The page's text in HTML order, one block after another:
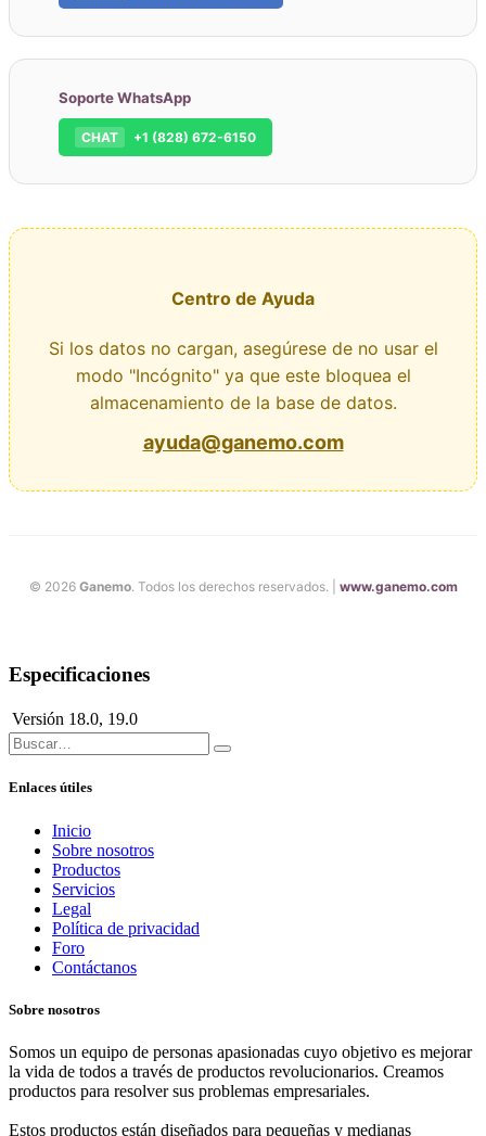
Soporte WhatsApp
CHAT +1 (828) 672-6150
Centro de Ayuda
Si los datos no cargan, asegúrese de no usar el
modo "Incógnito" ya que este bloquea el
almacenamiento de la base de datos.
ayuda@ganemo.com
© 2026 Ganemo. Todos los derechos reservados. | www.ganemo.com
Especificaciones
Versión 18.0, 19.0
Enlaces útiles
Inicio
Sobre nosotros
Productos
Servicios
Legal
Política de privacidad
Foro
Contáctanos
Sobre nosotros
Somos un equipo de personas apasionadas cuyo objetivo es mejorar
la vida de todos a través de productos revolucionarios. Creamos
productos para resolver sus problemas empresariales.
Estos productos están diseñados para pequeñas y medianas